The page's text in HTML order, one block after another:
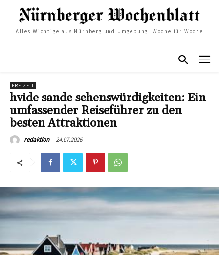
Alles Wichtige aus Nürnberg und Umgebung, Woche für Woche
FREIZEIT
hvide sande sehenswürdigkeiten: Ein
umfassender Reiseführer zu den
besten Attraktionen
redaktion 24.07.2026